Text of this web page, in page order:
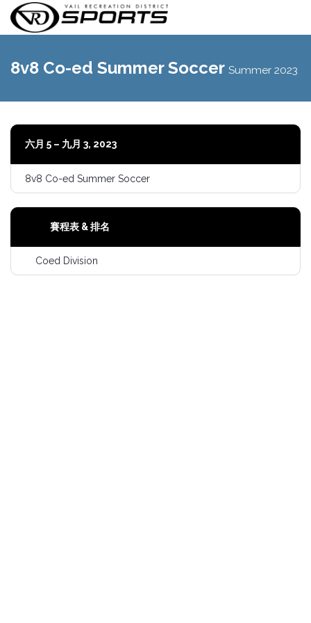
導
8v8 Co-ed Summer Soccer Summer 2023
六月 5 – 九月 3, 2023
8v8 Co-ed Summer Soccer
賽程表 & 排名
Coed Division